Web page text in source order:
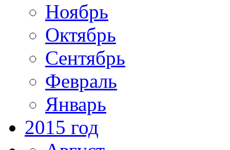
Ноябрь
Октябрь
Сентябрь
Февраль
Январь
2015 год